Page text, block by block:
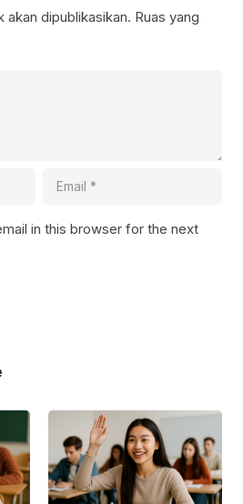
akan dipublikasikan. Ruas yang
in this browser for the next